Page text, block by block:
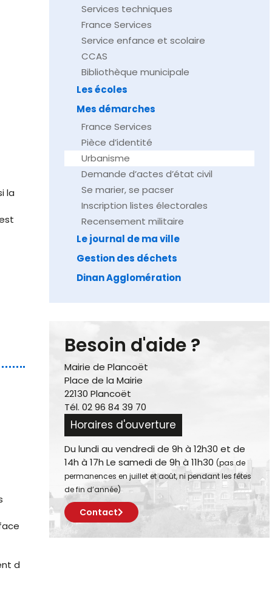
la
d
Services techniques
France Services
Service enfance et scolaire
CCAS
Bibliothèque municipale
Les écoles
Mes démarches
France Services
Pièce d’identité
Urbanisme
Demande d’actes d’état civil
Se marier, se pacser
Inscription listes électorales
Recensement militaire
Le journal de ma ville
Gestion des déchets
Dinan Agglomération
Besoin d'aide ?
Mairie de Plancoët
Place de la Mairie
22130 Plancoët
Tél. 02 96 84 39 70
Horaires d'ouverture
Du lundi au vendredi de 9h à 12h30 et de
14h à 17h Le samedi de 9h à 11h30 (pas de
permanences en juillet et août, ni pendant les fêtes
de fin d’année)
Contact